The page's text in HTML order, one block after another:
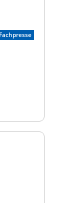
Fachpresse